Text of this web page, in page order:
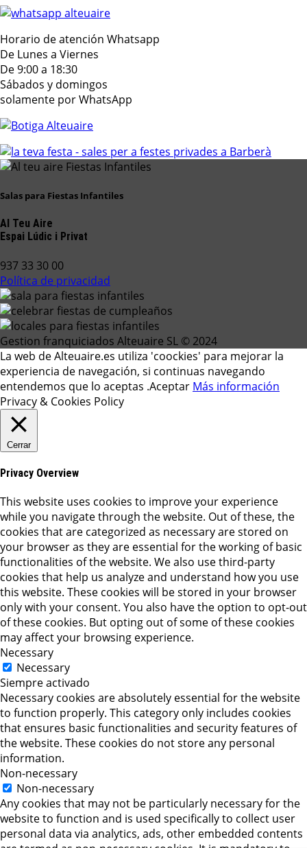
Horario de atención Whatsapp
De Lunes a Viernes
De 9:00 a 18:30
Sábados y domingos
solamente por WhatsApp
Salas para Fiestas Infantiles
Al Teu Aire
Espai Lúdic i Privat
937 33 30 00
Política de privacidad
Gestion franquiciados Alteuaire SL © 2024
La web de Alteuaire.es utiliza 'coockies' para mejorar la
experiencia de navegación, si continuas navegando
entendemos que lo aceptas .Aceptar Más información
Privacy & Cookies Policy
Cerrar
Privacy Overview
This website uses cookies to improve your experience
while you navigate through the website. Out of these, the
cookies that are categorized as necessary are stored on
your browser as they are essential for the working of basic
functionalities of the website. We also use third-party
cookies that help us analyze and understand how you use
this website. These cookies will be stored in your browser
only with your consent. You also have the option to opt-out
of these cookies. But opting out of some of these cookies
may affect your browsing experience.
Necessary
Necessary
Siempre activado
Necessary cookies are absolutely essential for the website
to function properly. This category only includes cookies
that ensures basic functionalities and security features of
the website. These cookies do not store any personal
information.
Non-necessary
Non-necessary
Any cookies that may not be particularly necessary for the
website to function and is used specifically to collect user
personal data via analytics, ads, other embedded contents